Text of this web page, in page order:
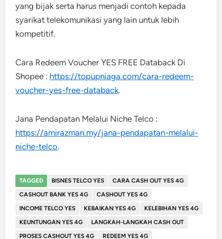
yang bijak serta harus menjadi contoh kepada
syarikat telekomunikasi yang lain untuk lebih
kompetitif.
Cara Redeem Voucher YES FREE Databack Di
Shopee : https://topupniaga.com/cara-redeem-
voucher-yes-free-databack.
Jana Pendapatan Melalui Niche Telco :
https://amirazman.my/jana-pendapatan-melalui-
niche-telco.
TAGGED BISNES TELCO YES
CARA CASH OUT YES 4G
CASHOUT BANK YES 4G
CASHOUT YES 4G
INCOME TELCO YES
KEBAIKAN YES 4G
KELEBIHAN YES 4G
KEUNTUNGAN YES 4G
LANGKAH-LANGKAH CASH OUT
PROSES CASHOUT YES 4G
REDEEM YES 4G